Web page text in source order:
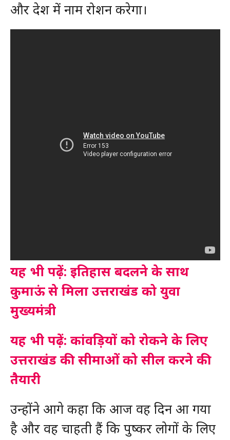
और देश में नाम रोशन करेगा।
यह भी पढ़ें: इतिहास बदलने के साथ
कुमाऊं से मिला उत्तराखंड को युवा
मुख्यमंत्री
यह भी पढ़ें: कांवड़ियों को रोकने के लिए
उत्तराखंड की सीमाओं को सील करने की
तैयारी
उन्होंने आगे कहा कि आज वह दिन आ गया
है और वह चाहती हैं कि पुष्कर लोगों के लिए